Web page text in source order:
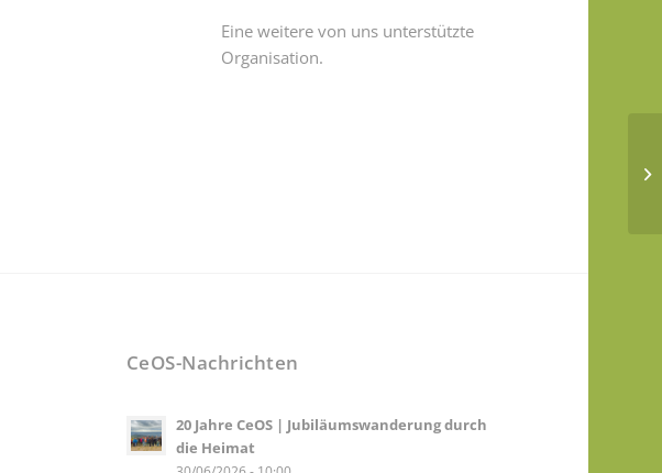
Eine weitere von uns unterstützte
Organisation.
CeOS-Nachrichten
20 Jahre CeOS | Jubiläumswanderung durch
die Heimat